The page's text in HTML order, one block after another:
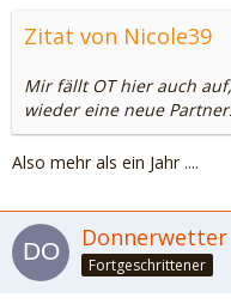
Zitat von Nicole39
Mir fällt OT hier auch
wieder eine neue
Also mehr als ein Jahr ....
Donnerwetter
Fortgeschrittener